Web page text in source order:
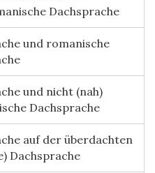
Dachsprache
und romanische
und nicht (nah)
Dachsprache
auf der überdachten
Dachsprache